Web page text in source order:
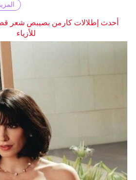
أحدث إطلالات كارمن بصيبص شعر
للأزياء